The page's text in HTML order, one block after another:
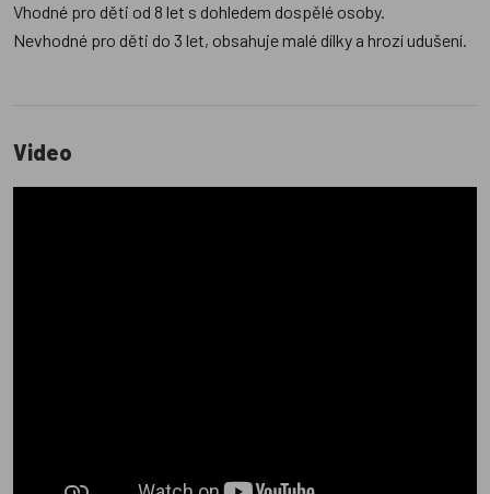
Vhodné pro děti od 8 let s dohledem dospělé osoby.
Nevhodné pro děti do 3 let, obsahuje malé dílky a hrozí udušení.
Video